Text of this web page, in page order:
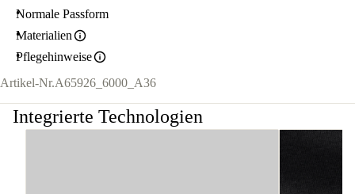
Normale Passform
Materialien
Pflegehinweise
Artikel-Nr.A65926_6000_A36
Integrierte Technologien